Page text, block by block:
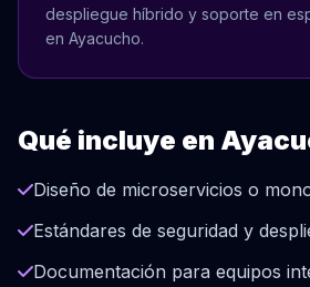
despliegue híbrido y soporte en
en Ayacucho.
Qué incluye en
Diseño de microservicios o
Estándares de seguridad y
Documentación para equipos